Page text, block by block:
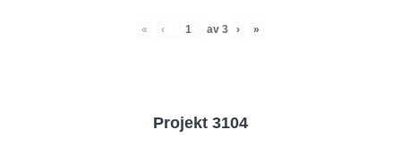
« ‹ av 3 › »
Projekt 3104